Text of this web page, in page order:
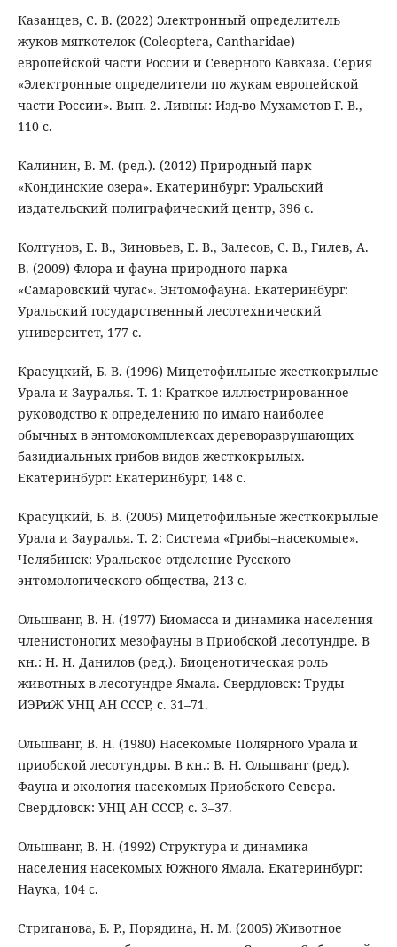
Казанцев, С. В. (2022) Электронный определитель
жуков-мягкотелок (Coleoptera, Cantharidae)
европейской части России и Северного Кавказа. Серия
«Электронные определители по жукам европейской
части России». Вып. 2. Ливны: Изд-во Мухаметов Г. В.,
110 с.
Калинин, В. М. (ред.). (2012) Природный парк
«Кондинские озера». Екатеринбург: Уральский
издательский полиграфический центр, 396 с.
Колтунов, Е. В., Зиновьев, Е. В., Залесов, С. В., Гилев, А.
В. (2009) Флора и фауна природного парка
«Самаровский чугас». Энтомофауна. Екатеринбург:
Уральский государственный лесотехнический
университет, 177 с.
Красуцкий, Б. В. (1996) Мицетофильные жесткокрылые
Урала и Зауралья. Т. 1: Краткое иллюстрированное
руководство к определению по имаго наиболее
обычных в энтомокомплексах дереворазрушающих
базидиальных грибов видов жесткокрылых.
Екатеринбург: Екатеринбург, 148 с.
Красуцкий, Б. В. (2005) Мицетофильные жесткокрылые
Урала и Зауралья. Т. 2: Система «Грибы–насекомые».
Челябинск: Уральское отделение Русского
энтомологического общества, 213 с.
Ольшванг, В. Н. (1977) Биомасса и динамика населения
членистоногих мезофауны в Приобской лесотундре. В
кн.: Н. Н. Данилов (ред.). Биоценотическая роль
животных в лесотундре Ямала. Свердловск: Труды
ИЭРиЖ УНЦ АН СССР, с. 31–71.
Ольшванг, В. Н. (1980) Насекомые Полярного Урала и
приобской лесотундры. В кн.: В. Н. Ольшванг (ред.).
Фауна и экология насекомых Приобского Севера.
Свердловск: УНЦ АН СССР, с. 3–37.
Ольшванг, В. Н. (1992) Структура и динамика
населения насекомых Южного Ямала. Екатеринбург:
Наука, 104 с.
Стриганова, Б. Р., Порядина, Н. М. (2005) Животное